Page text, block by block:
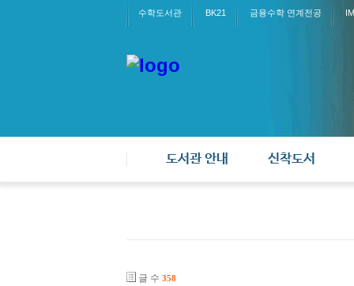
수학도서관 BK21 금융수학 연계전공
도서관 안내 신착도서
글 수 358